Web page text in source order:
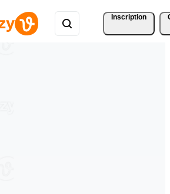
Inscription